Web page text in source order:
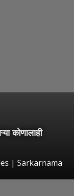
कोणालाही
| Sarkarnama